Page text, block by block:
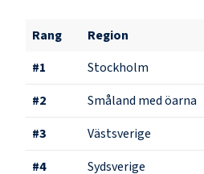
Rang Region
#1 Stockholm
#2 Småland med öarna
#3 Västsverige
#4 Sydsverige